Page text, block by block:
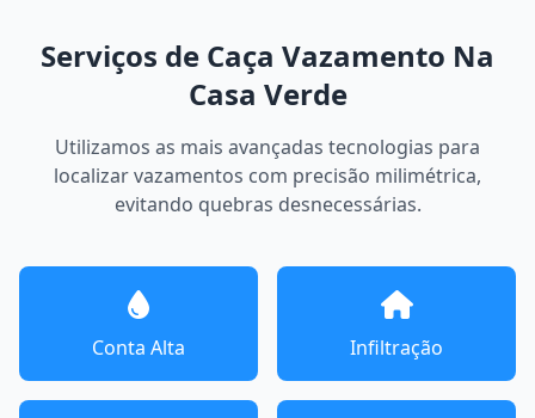
Serviços de Caça Vazamento Na
Casa Verde
Utilizamos as mais avançadas tecnologias para
localizar vazamentos com precisão milimétrica,
evitando quebras desnecessárias.
Conta Alta Infiltração